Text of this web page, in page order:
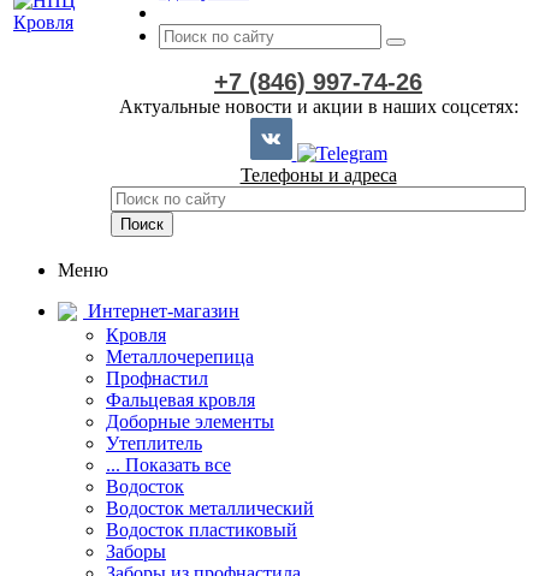
+7 (846) 997-74-26
Актуальные новости и акции в наших соцсетях:
Телефоны и адреса
Меню
Интернет-магазин
Кровля
Металлочерепица
Профнастил
Фальцевая кровля
Доборные элементы
Утеплитель
... Показать все
Водосток
Водосток металлический
Водосток пластиковый
Заборы